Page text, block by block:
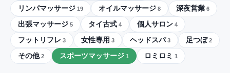
リンパマッサージ 19 オイルマッサージ 8 深夜営業 6
出張マッサージ 5 タイ古式 4 個人サロン 4
フットリフレ 3 女性専用 3 ヘッドスパ 3 足つぼ 2
その他 2 スポーツマッサージ 1 ロミロミ 1